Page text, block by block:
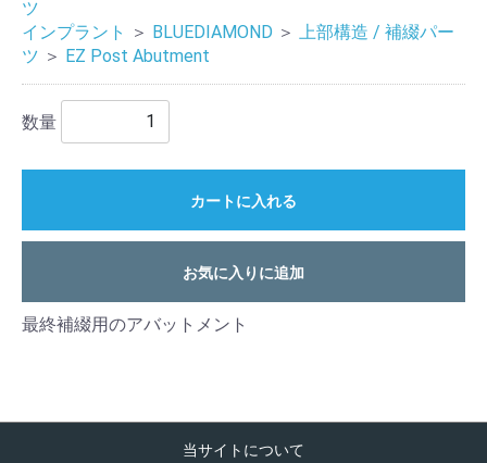
ツ
インプラント
＞ BLUEDIAMOND ＞
上部構造 / 補綴パー
ツ ＞ EZ Post Abutment
数量
カートに入れる
お気に入りに追加
最終補綴用のアバットメント
当サイトについて